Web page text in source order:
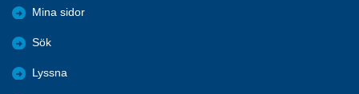
Mina sidor
Sök
Lyssna